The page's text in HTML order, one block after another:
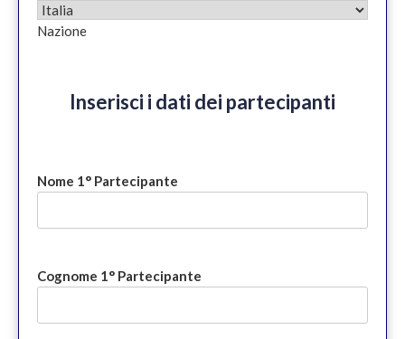
Nazione
Inserisci i dati dei partecipanti
Nome 1° Partecipante
Cognome 1° Partecipante